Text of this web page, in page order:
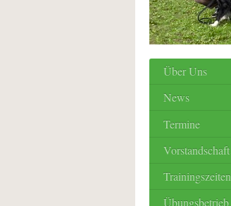
Über Uns
News
Termine
Vorstandschaft
Trainingszeiten
Übungsbetrieb